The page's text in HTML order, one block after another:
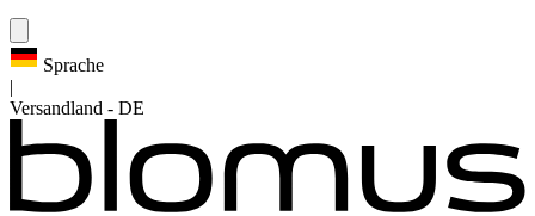
Sprache
|
Versandland - DE